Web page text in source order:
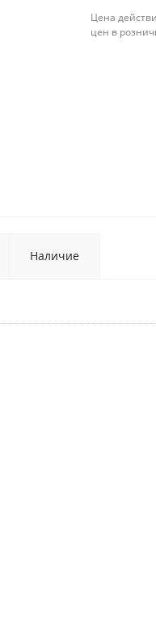
Цена
цен в
Наличие